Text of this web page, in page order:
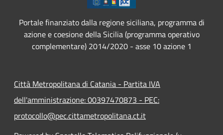
Portale finanziato dalla regione siciliana, programma di
azione e coesione della Sicilia (programma operativo
complementare) 2014/2020 - asse 10 azione 1
Città Metropolitana di Catania - Partita IVA
dell'amministrazione: 00397470873 - PEC:
protocollo@pec.cittametropolitana.ct.it